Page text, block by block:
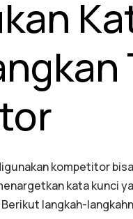
kompetitor
kata kunci
langkah-